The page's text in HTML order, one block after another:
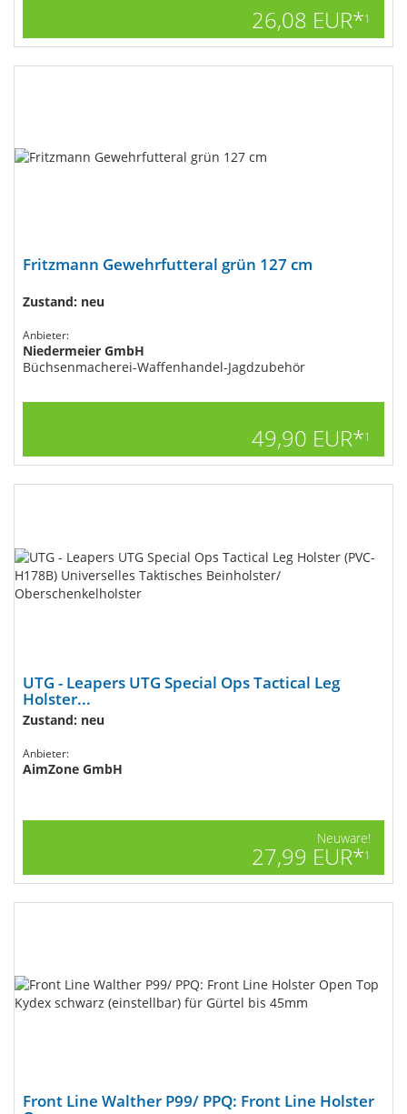
26,08 EUR*1
Fritzmann Gewehrfutteral grün 127 cm
Zustand: neu
Anbieter:
Niedermeier GmbH
Büchsenmacherei-Waffenhandel-Jagdzubehör
49,90 EUR*1
UTG - Leapers UTG Special Ops Tactical Leg
Holster...
Zustand: neu
Anbieter:
AimZone GmbH
Neuware!
27,99 EUR*1
Front Line Walther P99/ PPQ: Front Line Holster